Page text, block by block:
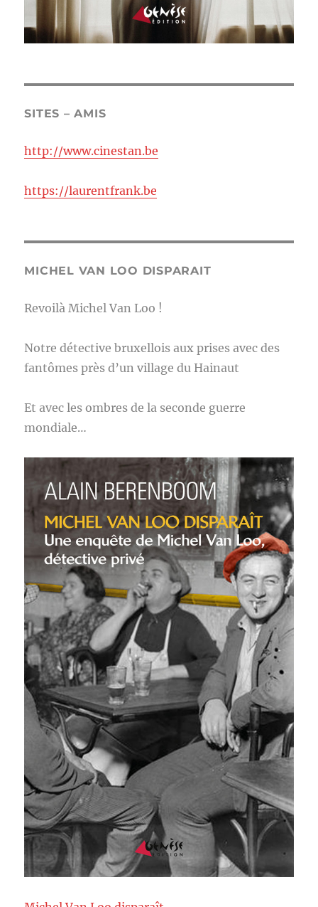
SITES – AMIS
http://www.cinestan.be
https://laurentfrank.be
MICHEL VAN LOO DISPARAIT
Revoilà Michel Van Loo !
Notre détective bruxellois aux prises avec des
fantômes près d’un village du Hainaut
Et avec les ombres de la seconde guerre
mondiale…